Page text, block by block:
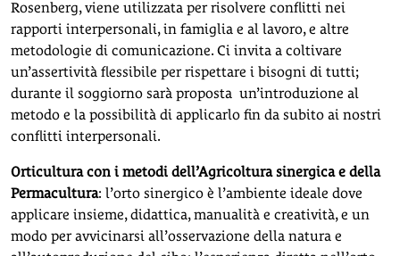
Rosenberg, viene utilizzata per risolvere conflitti nei
rapporti interpersonali, in famiglia e al lavoro, e altre
metodologie di comunicazione. Ci invita a coltivare
un’assertività flessibile per rispettare i bisogni di tutti;
durante il soggiorno sarà proposta un’introduzione al
metodo e la possibilità di applicarlo fin da subito ai nostri
conflitti interpersonali.
Orticultura con i metodi dell’Agricoltura sinergica e della
Permacultura: l’orto sinergico è l’ambiente ideale dove
applicare insieme, didattica, manualità e creatività, e un
modo per avvicinarsi all’osservazione della natura e